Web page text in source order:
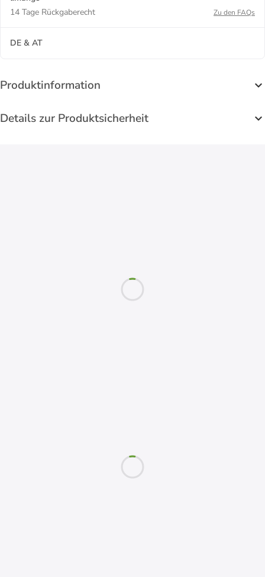
14 Tage Rückgaberecht
Zu den FAQs
DE & AT
Produktinformation
Details zur Produktsicherheit